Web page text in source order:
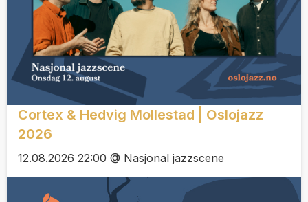
Cortex & Hedvig Mollestad | Oslojazz
2026
12.08.2026 22:00 @ Nasjonal jazzscene